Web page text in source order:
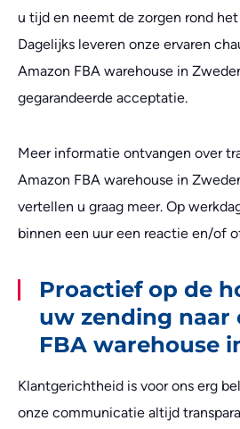
u tijd en neemt de zorgen rond
Dagelijks leveren onze ervaren
Amazon FBA warehouse in
gegarandeerde acceptatie.
Meer informatie ontvangen over
Amazon FBA warehouse in
vertellen u graag meer. Op
binnen een uur een reactie en/of
Proactief op de
uw zending naar
FBA warehouse
Klantgerichtheid is voor ons erg
onze communicatie altijd